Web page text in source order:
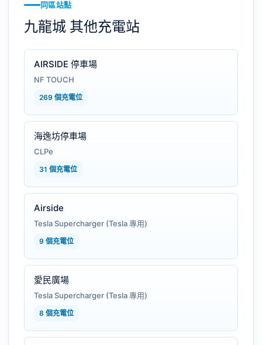
同區站點
九龍城 其他充電站
AIRSIDE 停車場
NF TOUCH
269 個充電位
海逸坊停車場
CLPe
31 個充電位
Airside
Tesla Supercharger (Tesla 專用)
9 個充電位
愛民廣場
Tesla Supercharger (Tesla 專用)
8 個充電位